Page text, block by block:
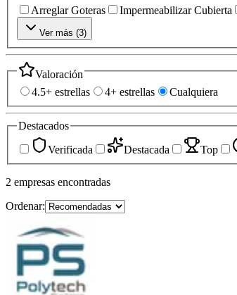
Arreglar Goteras
Impermeabilizar Cubierta
Ver más (3)
Valoración
4.5+ estrellas
4+ estrellas Cualquiera
Destacados
Verificada
Destacada Top
2 empresas encontradas
Ordenar: